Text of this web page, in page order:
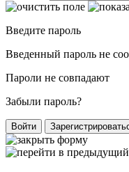
Введите пароль
Введенный пароль не
Пароли не совпадают
Забыли пароль?
Войти